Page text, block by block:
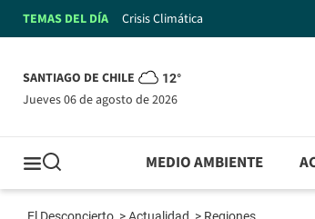
TEMAS DEL DÍA Crisis Climática
SANTIAGO DE CHILE 12°
jueves 06 de agosto de 2026
MEDIO AMBIENTE